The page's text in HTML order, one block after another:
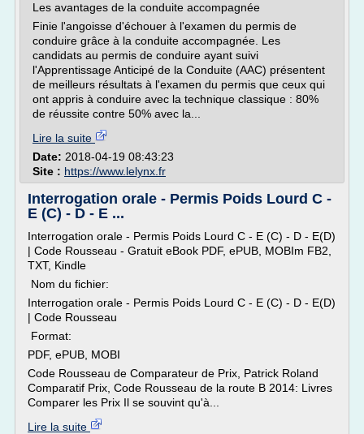
Les avantages de la conduite accompagnée
Finie l'angoisse d'échouer à l'examen du permis de
conduire grâce à la conduite accompagnée. Les
candidats au permis de conduire ayant suivi
l'Apprentissage Anticipé de la Conduite (AAC) présentent
de meilleurs résultats à l'examen du permis que ceux qui
ont appris à conduire avec la technique classique : 80%
de réussite contre 50% avec la...
Lire la suite
Date: 2018-04-19 08:43:23
Site : https://www.lelynx.fr
Interrogation orale - Permis Poids Lourd C -
E (C) - D - E ...
Interrogation orale - Permis Poids Lourd C - E (C) - D - E(D)
| Code Rousseau - Gratuit eBook PDF, ePUB, MOBIm FB2,
TXT, Kindle
Nom du fichier:
Interrogation orale - Permis Poids Lourd C - E (C) - D - E(D)
| Code Rousseau
Format:
PDF, ePUB, MOBI
Code Rousseau de Comparateur de Prix, Patrick Roland
Comparatif Prix, Code Rousseau de la route B 2014: Livres
Comparer les Prix Il se souvint qu'à...
Lire la suite